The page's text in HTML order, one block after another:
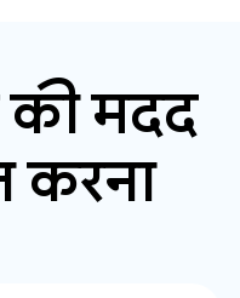
की मदद